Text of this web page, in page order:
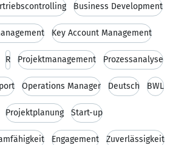
Business Development
Key Account Management
R Projektmanagement Prozessanalyse
Operations Manager Deutsch BWL
Projektplanung Start-up
Engagement Zuverlässigkeit